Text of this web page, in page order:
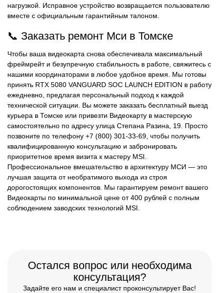
нагрузкой. Исправное устройство возвращается пользователю
вместе с официальным гарантийным талоном.
📞 Заказать ремонт Мси в Томске
Чтобы ваша видеокарта снова обеспечивала максимальный
фреймрейт и безупречную стабильность в работе, свяжитесь с
нашими координаторами в любое удобное время. Мы готовы
принять RTX 5080 VANGUARD SOC LAUNCH EDITION в работу
ежедневно, предлагая персональный подход к каждой
технической ситуации. Вы можете заказать бесплатный выезд
курьера в Томске или привезти Видеокарту в мастерскую
самостоятельно по адресу улица Степана Разина, 19. Просто
позвоните по телефону +7 (800) 301-33-69, чтобы получить
квалифицированную консультацию и забронировать
приоритетное время визита к мастеру MSI.
Профессиональное вмешательство в архитектуру МСИ — это
лучшая защита от необратимого выхода из строя
дорогостоящих компонентов. Мы гарантируем ремонт вашего
Видеокарты по минимальной цене от 400 рублей с полным
соблюдением заводских технологий MSI.
Остался вопрос или необходима
консультация?
Задайте его нам и специалист проконсультирует Вас!